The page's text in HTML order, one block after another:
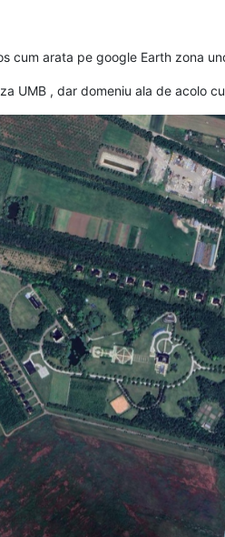
cum arata pe google Earth zona
UMB , dar domeniu ala de acolo